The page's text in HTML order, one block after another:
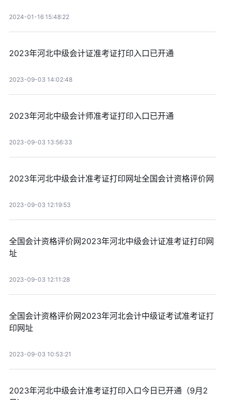
2024-01-16 15:48:22
2023年河北中级会计证准考证打印入口已开通
2023-09-03 14:02:48
2023年河北中级会计师准考证打印入口已开通
2023-09-03 13:56:33
2023年河北中级会计准考证打印网址全国会计资格评价网
2023-09-03 12:19:53
全国会计资格评价网2023年河北中级会计证准考证打印网
址
2023-09-03 12:11:28
全国会计资格评价网2023年河北会计中级证考试准考证打
印网址
2023-09-03 10:53:21
2023年河北中级会计准考证打印入口今日已开通（9月2